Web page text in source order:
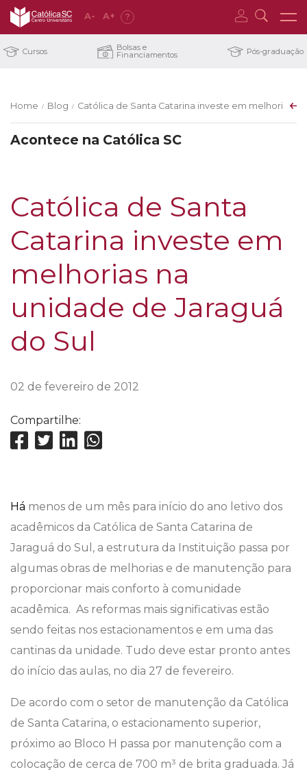
A- A+ ?
Cursos Bolsas e
Financiamentos Pós-graduação
Home / Blog / Católica de Santa Catarina investe em melhorias
Acontece na Católica SC
Católica de Santa
Catarina investe em
melhorias na
unidade de Jaraguá
do Sul
02 de fevereiro de 2012
Compartilhe:
Há menos de um mês para início do ano letivo dos
acadêmicos da Católica de Santa Catarina de
Jaraguá do Sul, a estrutura da Instituição passa por
algumas obras de melhorias e de manutenção para
proporcionar mais conforto à comunidade
acadêmica. As reformas mais significativas estão
sendo feitas nos estacionamentos e em uma das
cantinas da unidade. Tudo deve estar pronto antes
do início das aulas, no dia 27 de fevereiro.
De acordo com o setor de manutenção da Católica
de Santa Catarina, o estacionamento superior,
próximo ao Bloco H passa por manutenção com a
colocação de cerca de 700 m³ de brita graduada. Já